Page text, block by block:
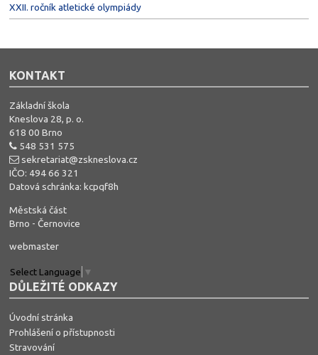
XXII. ročník atletické olympiády
KONTAKT
Základní škola
Kneslova 28, p. o.
618 00 Brno
548 531 575
sekretariat@zskneslova.cz
IČO: 494 66 321
Datová schránka: kcpqf8h
Městská část
Brno - Černovice
webmaster
Select Language ▼
DŮLEŽITÉ ODKAZY
Úvodní stránka
Prohlášení o přístupnosti
Stravování